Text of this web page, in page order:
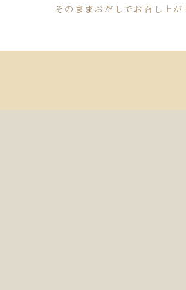
そのままおだしでお召し上が